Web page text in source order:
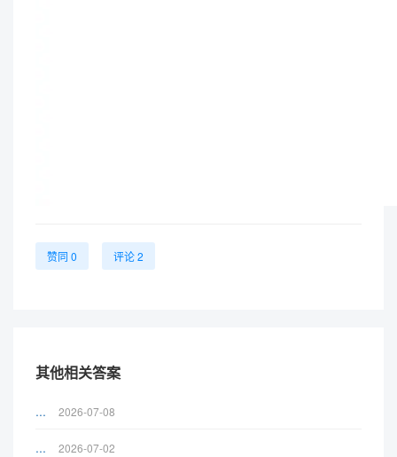
赞同 0 评论 2
其他相关答案
... 2026-07-08
... 2026-07-02